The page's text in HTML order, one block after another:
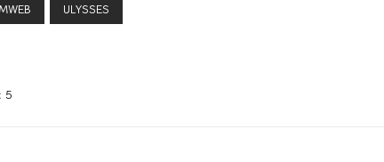
MWEB ULYSSES
5